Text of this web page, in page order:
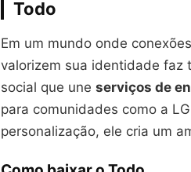
Todo
Em um mundo onde
valorizem sua identidade faz
social que une serviços de
para comunidades como a
personalização, ele cria um